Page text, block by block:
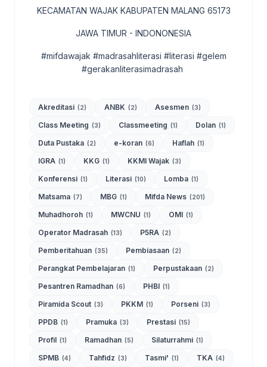
KECAMATAN WAJAK KABUPATEN MALANG 65173
JAWA TIMUR - INDONONESIA
#mifdawajak #madrasahliterasi #literasi #gelem
#gerakanliterasimadrasah
Akreditasi (2) ANBK (2) Asesmen (3)
Class Meeting (3) Classmeeting (1) Dolan (1)
Duta Pustaka (2) e-koran (6) Haflah (1)
IGRA (1) KKG (1) KKMI Wajak (3)
Konferensi (1) Literasi (10) Lomba (1)
Matsama (7) MBG (1) Mifda News (201)
Muhadhoroh (1) MWCNU (1) OMI (1)
Operator Madrasah (13) P5RA (2)
Pemberitahuan (35) Pembiasaan (2)
Perangkat Pembelajaran (1) Perpustakaan (2)
Pesantren Ramadhan (6) PHBI (1)
Piramida Scout (3) PKKM (1) Porseni (3)
PPDB (1) Pramuka (3) Prestasi (15)
Profil (1) Ramadhan (5) Silaturrahmi (1)
SPMB (4) Tahfidz (3) Tasmi' (1) TKA (4)